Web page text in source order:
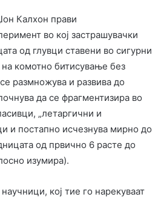
Калхон прави
во кој застрашувачки
од глувци ставени во сигурни
на комотно битисување без
размножува и развива до
да се фрагментизира во
„летаргични и
и постапно исчезнува мирно до
од првично 6 расте до
изумира).
кој тие го нарекуваат